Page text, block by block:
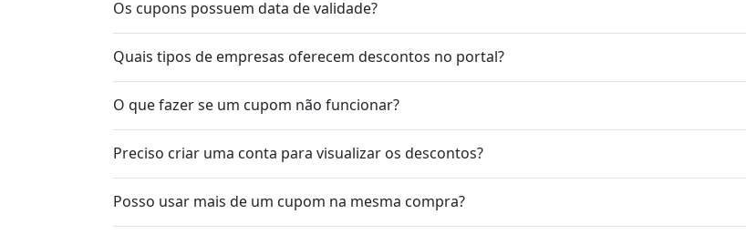
Os cupons possuem data de validade?
Quais tipos de empresas oferecem descontos no portal?
O que fazer se um cupom não funcionar?
Preciso criar uma conta para visualizar os descontos?
Posso usar mais de um cupom na mesma compra?